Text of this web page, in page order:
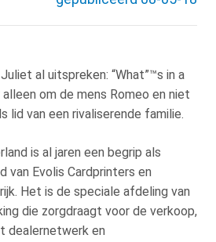
al uitspreken: “What”™s in a
alleen om de mens Romeo en niet
lid van een rivaliserende familie.
is al jaren een begrip als
van Evolis Cardprinters en
Het is de speciale afdeling van
die zorgdraagt voor de verkoop,
dealernetwerk en